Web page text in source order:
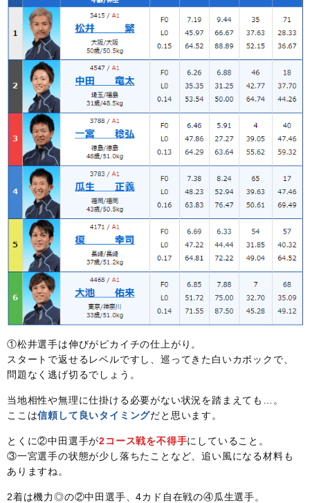
①松井選手は伸びがピカイチの仕上がり。
スタートで返せるレベルですし、巡ってきた白いカポックで、
問題なく逃げ切るでしょう。
当地相性や無理に仕掛ける必要がない状況を踏まえても…。
ここは信頼して良いタイミングだと思います。
とくに②中田選手が2コース戦を不得手にしていること。
③一宮選手の状態が少し落ちたことなど、追い風になる材料も
ありますね。
2着は機力◎の②中田選手、4カド自在戦の④瓜生選手。